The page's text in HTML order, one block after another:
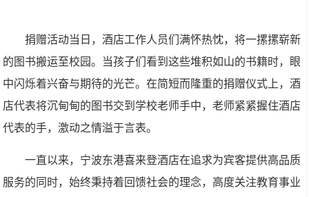
捐赠活动当日，酒店工作人员们满怀热忱，将一摞摞崭新
的图书搬运至校园。当孩子们看到这些堆积如山的书籍时，眼
中闪烁着兴奋与期待的光芒。在简短而隆重的捐赠仪式上，酒
店代表将沉甸甸的图书交到学校老师手中，老师紧紧握住酒店
代表的手，激动之情溢于言表。
一直以来，宁波东港喜来登酒店在追求为宾客提供高品质
服务的同时，始终秉持着回馈社会的理念，高度关注教育事业